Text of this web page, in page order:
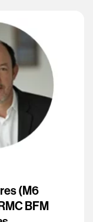
(M6
BFM